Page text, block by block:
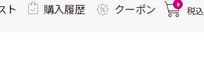
ト 購入履歴 クーポン 0
税込